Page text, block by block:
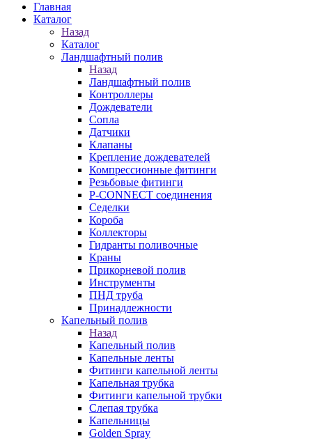
Главная
Каталог
Назад
Каталог
Ландшафтный полив
Назад
Ландшафтный полив
Контроллеры
Дождеватели
Сопла
Датчики
Клапаны
Крепление дождевателей
Компрессионные фитинги
Резьбовые фитинги
P-CONNECT соединения
Седелки
Короба
Коллекторы
Гидранты поливочные
Краны
Прикорневой полив
Инструменты
ПНД труба
Принадлежности
Капельный полив
Назад
Капельный полив
Капельные ленты
Фитинги капельной ленты
Капельная трубка
Фитинги капельной трубки
Слепая трубка
Капельницы
Golden Spray